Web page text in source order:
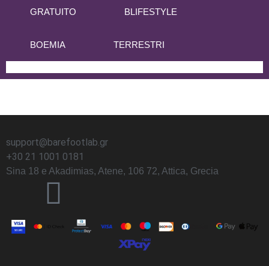
GRATUITO BLIFESTYLE
BOEMIA TERRESTRI
support@barefootlab.gr
+30 21 1001 0181
Sina 18 e Akadimias, Atene, 106 72, Attica, Grecia